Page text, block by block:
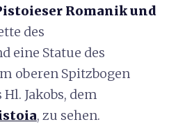
Romanik und
des
eine Statue des
oberen Spitzbogen
Jakobs, dem
, zu sehen.